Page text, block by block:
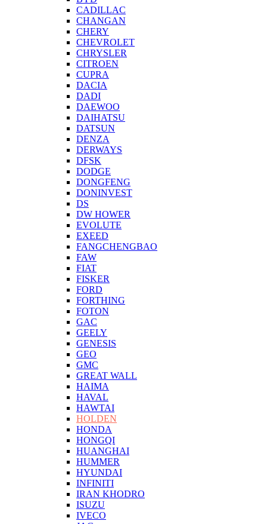
CADILLAC
CHANGAN
CHERY
CHEVROLET
CHRYSLER
CITROEN
CUPRA
DACIA
DADI
DAEWOO
DAIHATSU
DATSUN
DENZA
DERWAYS
DFSK
DODGE
DONGFENG
DONINVEST
DS
DW HOWER
EVOLUTE
EXEED
FANGCHENGBAO
FAW
FIAT
FISKER
FORD
FORTHING
FOTON
GAC
GEELY
GENESIS
GEO
GMC
GREAT WALL
HAIMA
HAVAL
HAWTAI
HOLDEN
HONDA
HONGQI
HUANGHAI
HUMMER
HYUNDAI
INFINITI
IRAN KHODRO
ISUZU
IVECO